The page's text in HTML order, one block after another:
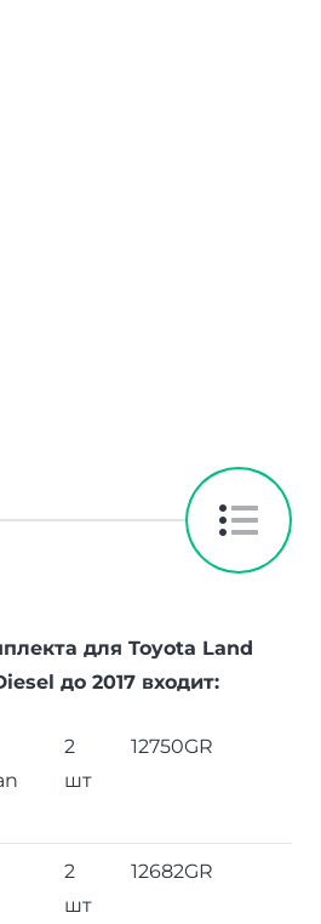
для Toyota Land
до 2017 входит:
2
шт
12750GR
2
шт
12682GR